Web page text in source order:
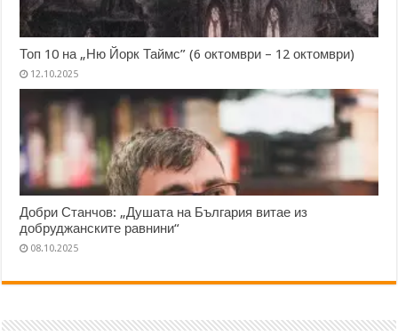
Топ 10 на „Ню Йорк Таймс” (6 октомври – 12 октомври)
12.10.2025
Добри Станчов: „Душата на България витае из
добруджанските равнини“
08.10.2025